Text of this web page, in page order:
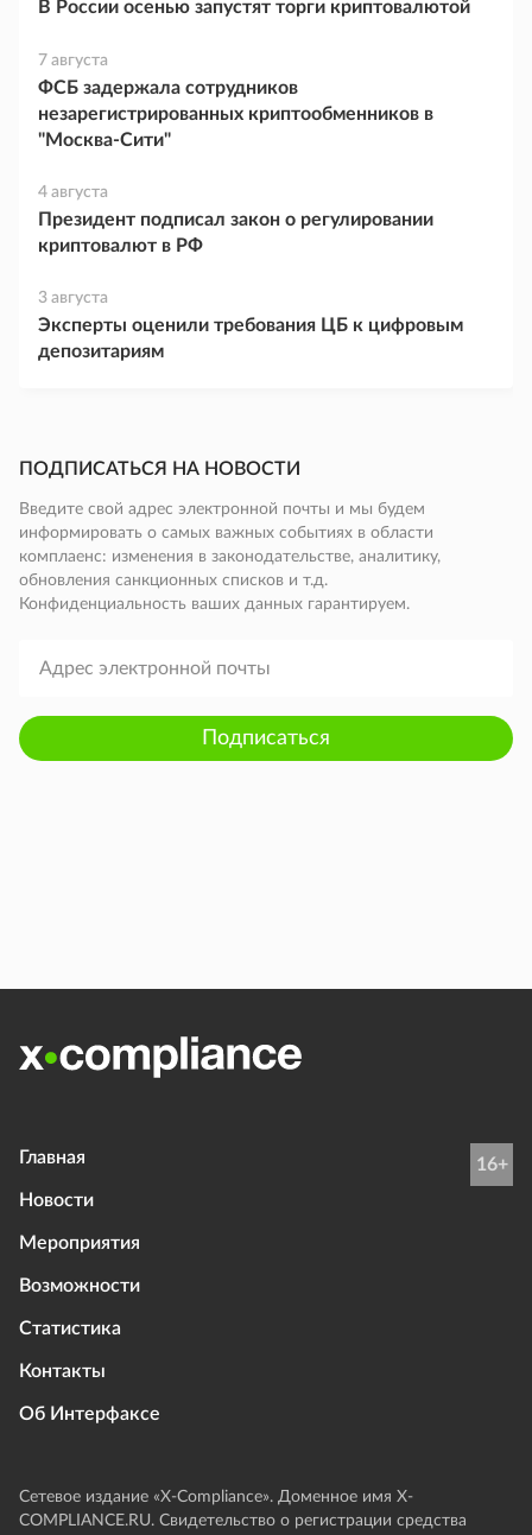
В России осенью запустят торги криптовалютой
7 августа
ФСБ задержала сотрудников
незарегистрированных криптообменников в
"Москва-Сити"
4 августа
Президент подписал закон о регулировании
криптовалют в РФ
3 августа
Эксперты оценили требования ЦБ к цифровым
депозитариям
ПОДПИСАТЬСЯ НА НОВОСТИ
Введите свой адрес электронной почты и мы будем
информировать о самых важных событиях в области
комплаенс: изменения в законодательстве, аналитику,
обновления санкционных списков и т.д.
Конфиденциальность ваших данных гарантируем.
Подписаться
Главная
Новости
Мероприятия
Возможности
Статистика
Контакты
Об Интерфаксе
16+
Сетевое издание «Х-Compliance». Доменное имя X-
COMPLIANCE.RU. Свидетельство о регистрации средства